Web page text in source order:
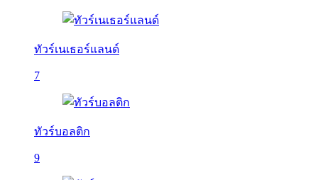
ทัวร์เนเธอร์แลนด์
7
ทัวร์บอลติก
9